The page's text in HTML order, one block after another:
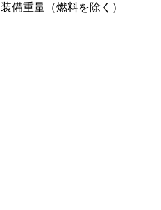
装備重量（燃料を除く）